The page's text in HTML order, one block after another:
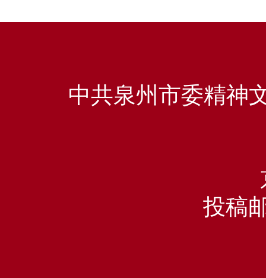
中共泉州市委精神
投稿